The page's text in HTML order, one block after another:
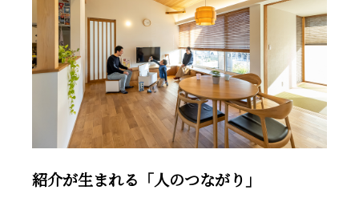
紹介が生まれる「人のつながり」